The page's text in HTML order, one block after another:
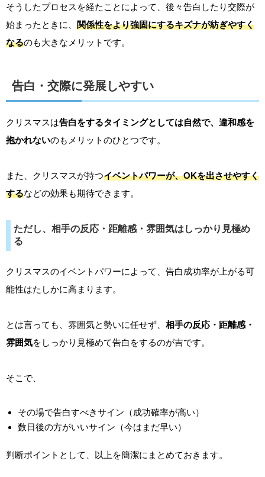
そうしたプロセスを経たことによって、後々告白したり交際が
始まったときに、 関係性をより強固にするキズナが紡ぎやすく
なるのも大きなメリットです。
告白・交際に発展しやすい
クリスマスは告白をするタイミングとしては自然で、違和感を
抱かれないのもメリットのひとつです。
また、クリスマスが持つイベントパワーが、OKを出させやすく
するなどの効果も期待できます。
ただし、相手の反応・距離感・雰囲気はしっかり見極め
る
クリスマスのイベントパワーによって、告白成功率が上がる可
能性はたしかに高まります。
とは言っても、雰囲気と勢いに任せず、 相手の反応・距離感・
雰囲気をしっかり見極めて告白をするのが吉です。
そこで、
その場で告白すべきサイン（成功確率が高い）
数日後の方がいいサイン（今はまだ早い）
判断ポイントとして、以上を簡潔にまとめておきます。